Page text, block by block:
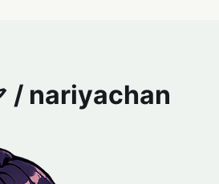
/ nariyachan